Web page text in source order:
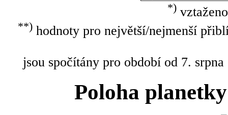
*)
**)hodnoty pro největší/nejmenší
jsou spočítány pro období od 7.
Poloha